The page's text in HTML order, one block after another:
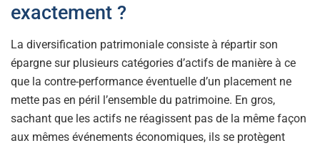
exactement ?
La diversification patrimoniale consiste à répartir son
épargne sur plusieurs catégories d’actifs de manière à ce
que la contre-performance éventuelle d’un placement ne
mette pas en péril l’ensemble du patrimoine. En gros,
sachant que les actifs ne réagissent pas de la même façon
aux mêmes événements économiques, ils se protègent